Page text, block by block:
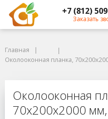
+7 (812)
Заказать
Околооконная планка,
Околооконная
Главная
Околооконная планка,
Околооконная
70x200x2000